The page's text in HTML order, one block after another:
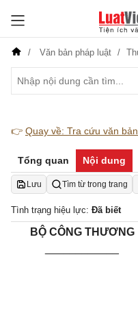
Văn bản pháp luật
👉 Quay về: Tra cứu văn
Tổng quan Nội dung
Lưu Tìm từ trong trang
Tình trạng hiệu lực: Đã biết
BỘ CÔNG THƯƠNG